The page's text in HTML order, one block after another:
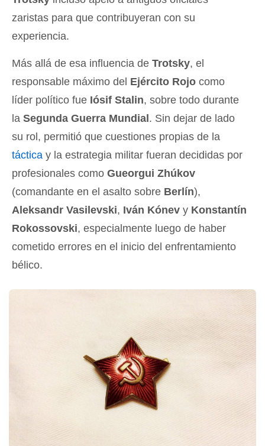
zaristas para que contribuyeran con su
experiencia.
Más allá de esa influencia de Trotsky, el
responsable máximo del Ejército Rojo como
líder político fue Iósif Stalin, sobre todo durante
la Segunda Guerra Mundial. Sin dejar de lado
su rol, permitió que cuestiones propias de la
táctica y la estrategia militar fueran decididas por
profesionales como Gueorgui Zhúkov
(comandante en el asalto sobre Berlín),
Aleksandr Vasilevski, Iván Kónev y Konstantín
Rokossovski, especialmente luego de haber
cometido errores en el inicio del enfrentamiento
bélico.